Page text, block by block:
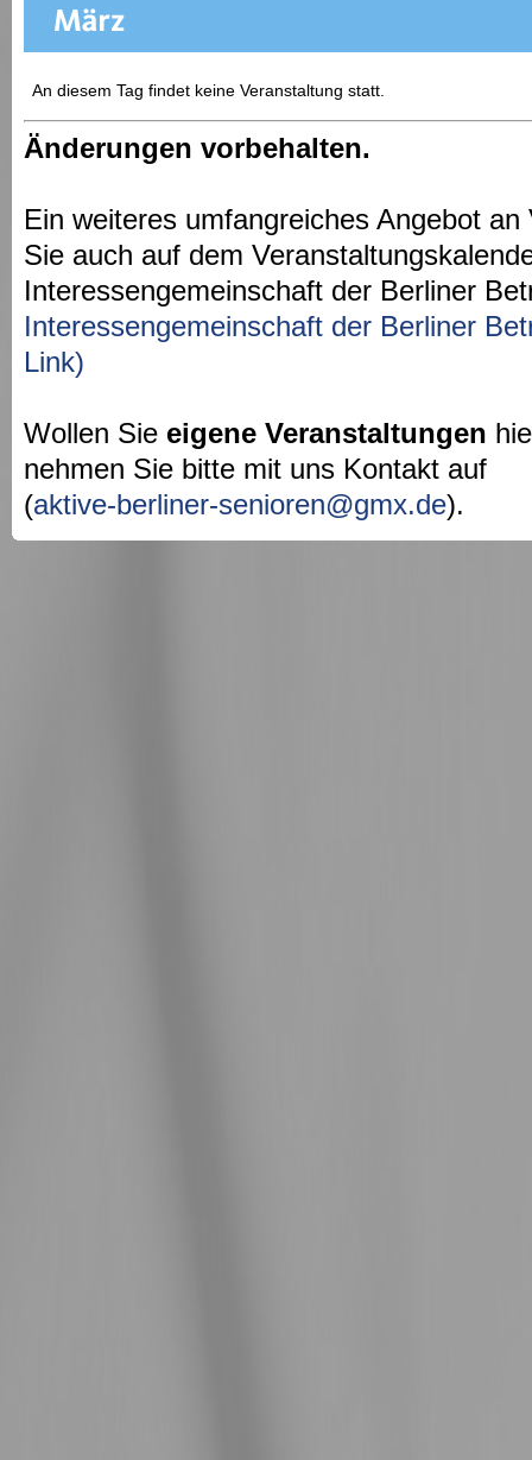
An diesem Tag findet keine Veranstaltung statt.
Änderungen vorbehalten.
Ein weiteres umfangreiches Angebot
Sie auch auf dem
Interessengemeinschaft der Berliner
Interessengemeinschaft der Berliner
Link)
Wollen Sie eigene Veranstaltungen
nehmen Sie bitte mit uns Kontakt auf
(aktive-berliner-senioren@gmx.de).